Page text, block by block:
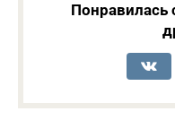
Понравилась